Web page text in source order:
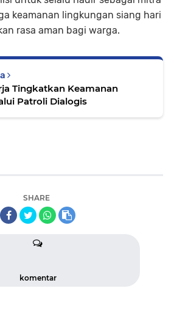
keamanan lingkungan siang hari
rasa aman bagi warga.
Tingkatkan Keamanan
Patroli Dialogis
SHARE
komentar